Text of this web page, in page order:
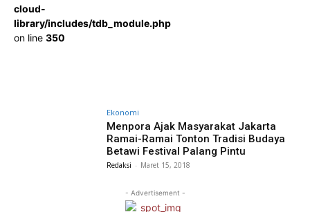
cloud-
library/includes/tdb_module.php
on line 350
Ekonomi
Menpora Ajak Masyarakat Jakarta
Ramai-Ramai Tonton Tradisi Budaya
Betawi Festival Palang Pintu
Redaksi - Maret 15, 2018
- Advertisement -